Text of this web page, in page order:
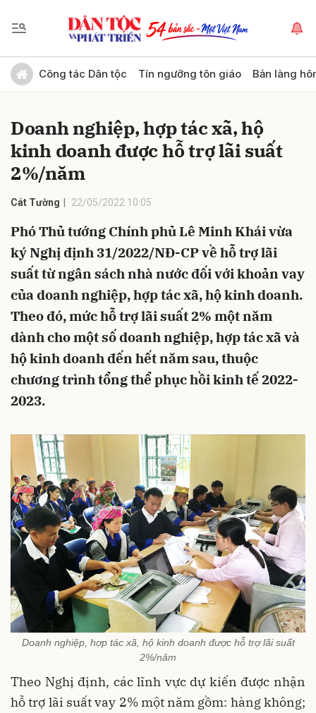
Công tác Dân tộc Tín ngưỡng tôn giáo Bản làng
Doanh nghiệp, hợp tác xã, hộ
kinh doanh được hỗ trợ lãi suất
2%/năm
Cát Tường 22/05/2022 10:05
Phó Thủ tướng Chính phủ Lê Minh Khái vừa
ký Nghị định 31/2022/NĐ-CP về hỗ trợ lãi
suất từ ngân sách nhà nước đối với khoản vay
của doanh nghiệp, hợp tác xã, hộ kinh doanh.
Theo đó, mức hỗ trợ lãi suất 2% một năm
dành cho một số doanh nghiệp, hợp tác xã và
hộ kinh doanh đến hết năm sau, thuộc
chương trình tổng thể phục hồi kinh tế 2022-
2023.
Doanh nghiệp, hợp tác xã, hộ kinh doanh được hỗ trợ lãi suất
2%/năm
Theo Nghị định, các lĩnh vực dự kiến được nhận
hỗ trợ lãi suất vay 2% một năm gồm: hàng không;
Gửi bình luận